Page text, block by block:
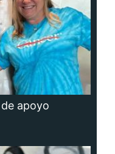
apoyo